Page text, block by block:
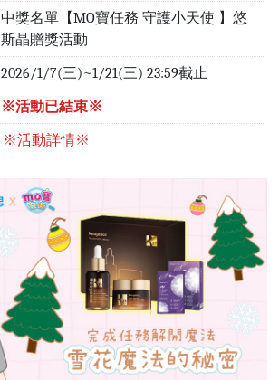
中獎名單【MO寶任務 守護小天使 】悠
斯晶贈獎活動
2026/1/7(三)~1/21(三) 23:59截止
※活動已結束※
※活動詳情※